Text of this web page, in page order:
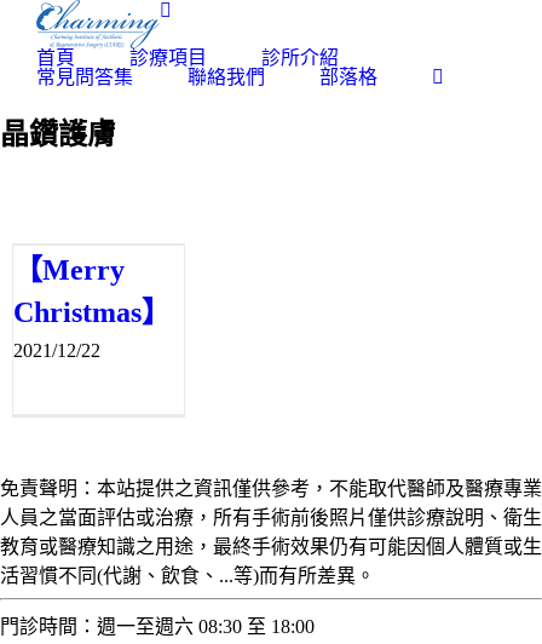
content首頁 診療項目
診所介紹
常見問答集
聯絡我們 部落格
晶鑽護膚
【Merry
Christmas】
2021/12/22
免責聲明：本站提供之資訊僅供參考，不能取代醫師及醫療專業
人員之當面評估或治療，所有手術前後照片僅供診療說明、衛生
教育或醫療知識之用途，最終手術效果仍有可能因個人體質或生
活習慣不同(代謝、飲食、...等)而有所差異。
門診時間：週一至週六 08:30 至 18:00